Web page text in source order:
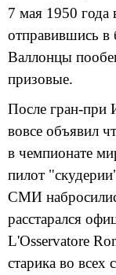
7 мая 1950 года
отправившись
Валлонцы
призовые.
После гран-при
вовсе объявил
в чемпионате
пилот
СМИ
расстарался
L'Osservatore
старика во всех